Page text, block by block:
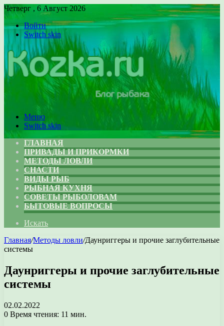
Четверг , 6 Август 2026
Войти
Switch skin
Меню
Switch skin
ГЛАВНАЯ
ПРИВАДЫ И ПРИКОРМКИ
МЕТОДЫ ЛОВЛИ
СНАСТИ
ВИДЫ РЫБ
РЫБНАЯ КУХНЯ
СОВЕТЫ РЫБОЛОВАМ
БЫТОВЫЕ ВОПРОСЫ
Искать
Главная/Методы ловли/Даунриггеры и прочие заглубительные
системы
Даунриггеры и прочие заглубительные
системы
02.02.2022
0 Время чтения: 11 мин.